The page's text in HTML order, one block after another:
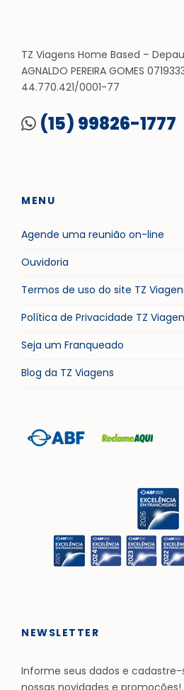
TZ Viagens Home Based –
AGNALDO PEREIRA GOMES
44.770.421/0001-77
(15) 99826-1777
MENU
Agende uma reunião on-line
Ouvidoria
Termos de uso do site TZ
Política de Privacidade TZ
Seja um Franqueado
Blog da TZ Viagens
NEWSLETTER
Informe seus dados e
nossas novidades e promoções!